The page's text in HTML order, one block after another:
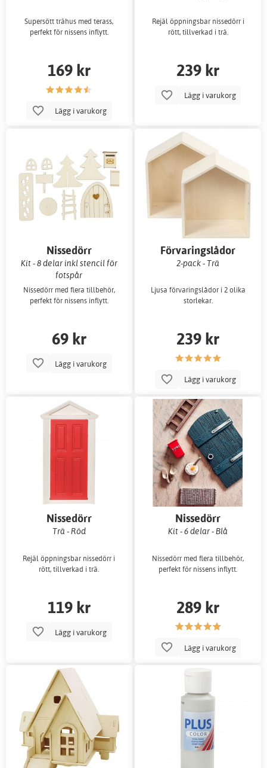
Supersött trähus med terass,
perfekt för nissens inflytt.
169 kr
Lägg i varukorg
Rejäl öppningsbar nissedörr i
rött, tillverkad i trä.
239 kr
Lägg i varukorg
Nissedörr
Kit - 8 delar inkl stencil för
fotspår
Nissedörr med flera tillbehör,
perfekt för nissens inflytt.
69 kr
Lägg i varukorg
Förvaringslådor
2-pack - Trä
Ljusa förvaringslådor i 2 olika
storlekar.
239 kr
Lägg i varukorg
Nissedörr
Trä - Röd
Rejäl öppningsbar nissedörr i
rött, tillverkad i trä.
119 kr
Lägg i varukorg
Nissedörr
Kit - 6 delar - Blå
Nissedörr med flera tillbehör,
perfekt för nissens inflytt.
289 kr
Lägg i varukorg